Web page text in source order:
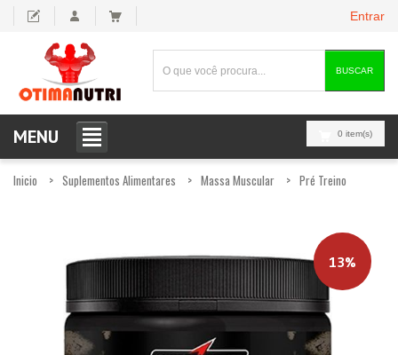
Entrar
BUSCAR
0 item(s)
MENU
Inicio Suplementos Alimentares Massa Muscular Pré Treino
13%